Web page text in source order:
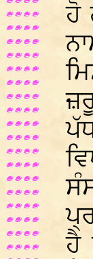
ਹੋ
ਹੈ